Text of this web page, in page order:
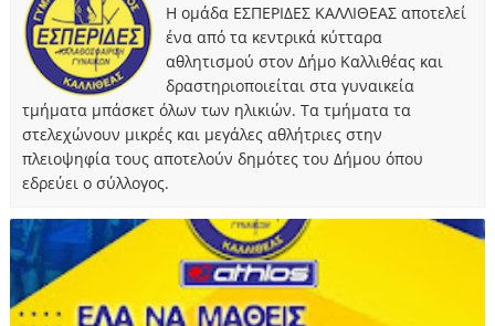
Η ομάδα ΕΣΠΕΡΙΔΕΣ ΚΑΛΛΙΘΕΑΣ αποτελεί
ένα από τα κεντρικά κύτταρα
αθλητισμού στον Δήμο Καλλιθέας και
δραστηριοποιείται στα γυναικεία
τμήματα μπάσκετ όλων των ηλικιών. Τα τμήματα τα
στελεχώνουν μικρές και μεγάλες αθλήτριες στην
πλειοψηφία τους αποτελούν δημότες του Δήμου όπου
εδρεύει ο σύλλογος.